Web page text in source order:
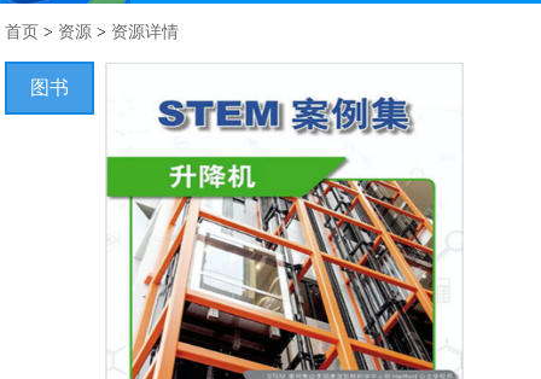
首页 > 资源 > 资源详情
图书